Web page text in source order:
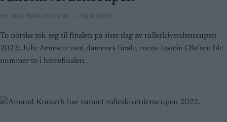
BY INGEBORG SCHEVE 11.09.2022
To norske tok seg til finalen på siste dag av rulleskiverdenscupen
2022: Julie Arnesen vant damenes finale, mens Jostein Olafsen ble
nummer to i herrefinalen.